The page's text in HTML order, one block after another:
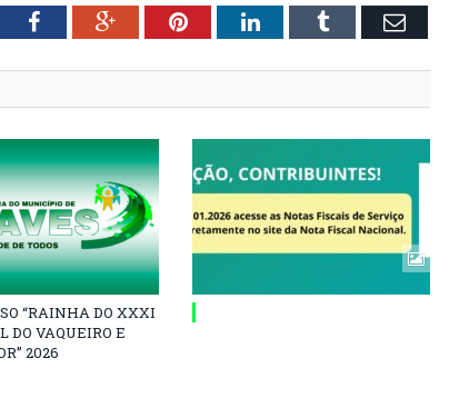
FacebookGoogle+PinterestLinkedInTumblr Email
“RAINHA DO XXXI
DO VAQUEIRO E
2026